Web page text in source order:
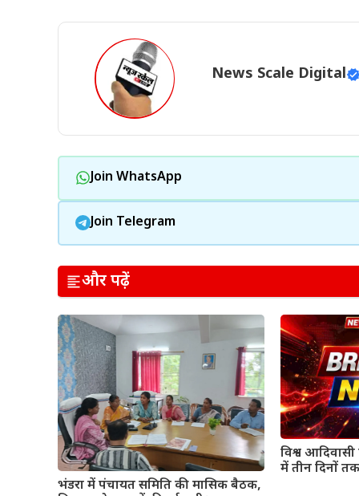
News Scale Digital
Join WhatsApp
Join Telegram
और पढ़ें
भंडरा में पंचायत समिति की मासिक बैठक,
विश्व
में तीन दिनों